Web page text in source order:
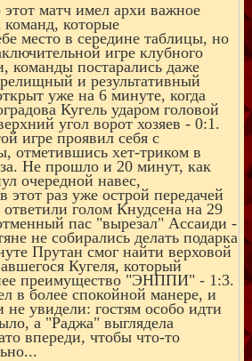
этот матч имел архи важное
команд, которые
место в середине таблицы, но
игре клубного
команды постарались даже
и результативный
уже на 6 минуте, когда
Кугель ударом головой
угол ворот хозяев - 0:1.
игре проявил себя с
отметившись хет-триком в
Не прошло и 20 минут, как
очередной навес,
этот раз уже острой передачей
голом Кнудсена на 29
пас "вырезал" Ассаиди -
не собирались делать подарка
Прутан смог найти верховой
Кугеля, который
преимущество "ЭНППИ" - 1:3.
в более спокойной манере, и
не увидели: гостям особо идти
а "Раджа" выглядела
впереди, чтобы что-то